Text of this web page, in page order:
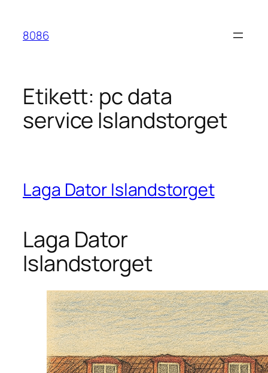
innehåll
8086
Etikett: pc data
service Islandstorget
Laga Dator Islandstorget
Laga Dator
Islandstorget